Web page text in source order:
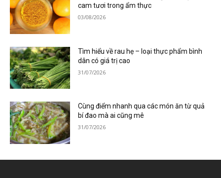
cam tươi trong ẩm thực
03/08/2026
Tìm hiểu về rau hẹ – loại thực phẩm bình
dân có giá trị cao
31/07/2026
Cùng điểm nhanh qua các món ăn từ quả
bí đao mà ai cũng mê
31/07/2026